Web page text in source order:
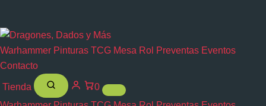
Warhammer Pinturas TCG Mesa Rol Preventas Eventos
Contacto
Tienda
0